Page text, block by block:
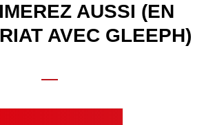
AUSSI (EN
AVEC GLEEPH)